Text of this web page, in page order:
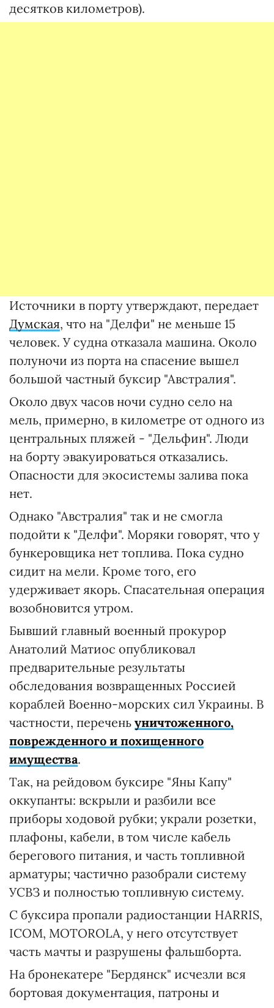
десятков километров).
Источники в порту утверждают, передает
Думская, что на "Делфи" не меньше 15
человек. У судна отказала машина. Около
полуночи из порта на спасение вышел
большой частный буксир "Австралия".
Около двух часов ночи судно село на
мель, примерно, в километре от одного из
центральных пляжей - "Дельфин". Люди
на борту эвакуироваться отказались.
Опасности для экосистемы залива пока
нет.
Однако "Австралия" так и не смогла
подойти к "Делфи". Моряки говорят, что у
бункеровщика нет топлива. Пока судно
сидит на мели. Кроме того, его
удерживает якорь. Спасательная операция
возобновится утром.
Бывший главный военный прокурор
Анатолий Матиос опубликовал
предварительные результаты
обследования возвращенных Россией
кораблей Военно-морских сил Украины. В
частности, перечень уничтоженного,
поврежденного и похищенного
имущества.
Так, на рейдовом буксире "Яны Капу"
оккупанты: вскрыли и разбили все
приборы ходовой рубки; украли розетки,
плафоны, кабели, в том числе кабель
берегового питания, и часть топливной
арматуры; частично разобрали систему
УСВЗ и полностью топливную систему.
С буксира пропали радиостанции HARRIS,
ICOM, MOTOROLA, у него отсутствует
часть мачты и разрушены фальшборта.
На бронекатере "Бердянск" исчезли вся
бортовая документация, патроны и